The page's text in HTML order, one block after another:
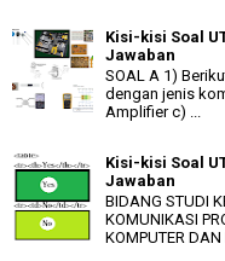
Kisi-kisi Soal
Jawaban
SOAL A 1)
dengan jenis
Amplifier c) ...
Kisi-kisi Soal
Jawaban
BIDANG STUDI
KOMUNIKASI
KOMPUTER DAN